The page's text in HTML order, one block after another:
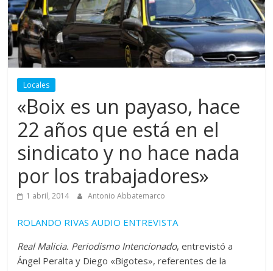
Locales
«Boix es un payaso, hace
22 años que está en el
sindicato y no hace nada
por los trabajadores»
1 abril, 2014 Antonio Abbatemarco
ROLANDO RIVAS AUDIO ENTREVISTA
Real Malicia. Periodismo Intencionado, entrevistó a
Ángel Peralta y Diego «Bigotes», referentes de la